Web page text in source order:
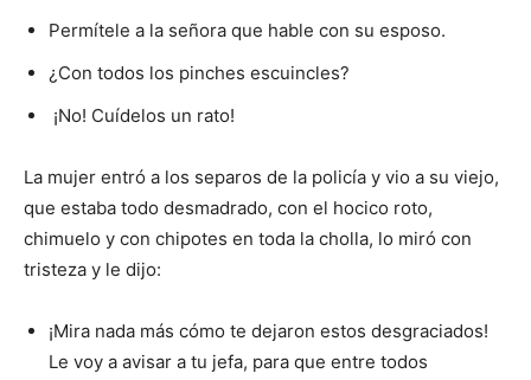
Permítele a la señora que hable con su esposo.
¿Con todos los pinches escuincles?
¡No! Cuídelos un rato!
La mujer entró a los separos de la policía y vio a su viejo,
que estaba todo desmadrado, con el hocico roto,
chimuelo y con chipotes en toda la cholla, lo miró con
tristeza y le dijo:
¡Mira nada más cómo te dejaron estos desgraciados!
Le voy a avisar a tu jefa, para que entre todos